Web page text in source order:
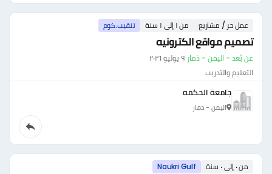
عمل حر / مشاريع من ١ إلى ١ سنة تنقيب.كوم
تصميم مواقع الكترونيه
عن بُعد - اليمن - ذمار·٩ يوليو ٢٠٢٦
التعليم والتدريب
جامعة الحكمه
اليمن - ذمار
من ٠ إلى ٠ سنة Naukri Gulf